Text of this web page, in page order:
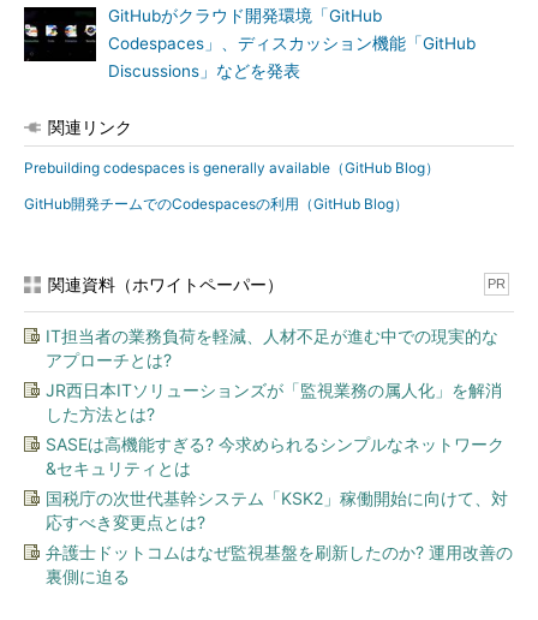
GitHubがクラウド開発環境「GitHub
Codespaces」、ディスカッション機能「GitHub
Discussions」などを発表
関連リンク
Prebuilding codespaces is generally available（GitHub Blog）
GitHub開発チームでのCodespacesの利用（GitHub Blog）
関連資料（ホワイトペーパー） PR
IT担当者の業務負荷を軽減、人材不足が進む中での現実的な
アプローチとは?
JR西日本ITソリューションズが「監視業務の属人化」を解消
した方法とは?
SASEは高機能すぎる? 今求められるシンプルなネットワーク
&セキュリティとは
国税庁の次世代基幹システム「KSK2」稼働開始に向けて、対
応すべき変更点とは?
弁護士ドットコムはなぜ監視基盤を刷新したのか? 運用改善の
裏側に迫る